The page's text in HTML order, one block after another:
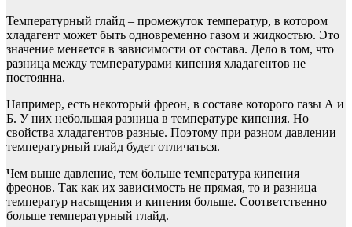
Температурный глайд – промежуток температур, в котором
хладагент может быть одновременно газом и жидкостью. Это
значение меняется в зависимости от состава. Дело в том, что
разница между температурами кипения хладагентов не
постоянна.
Например, есть некоторый фреон, в составе которого газы А и
Б. У них небольшая разница в температуре кипения. Но
свойства хладагентов разные. Поэтому при разном давлении
температурный глайд будет отличаться.
Чем выше давление, тем больше температура кипения
фреонов. Так как их зависимость не прямая, то и разница
температур насыщения и кипения больше. Соответственно –
больше температурный глайд.